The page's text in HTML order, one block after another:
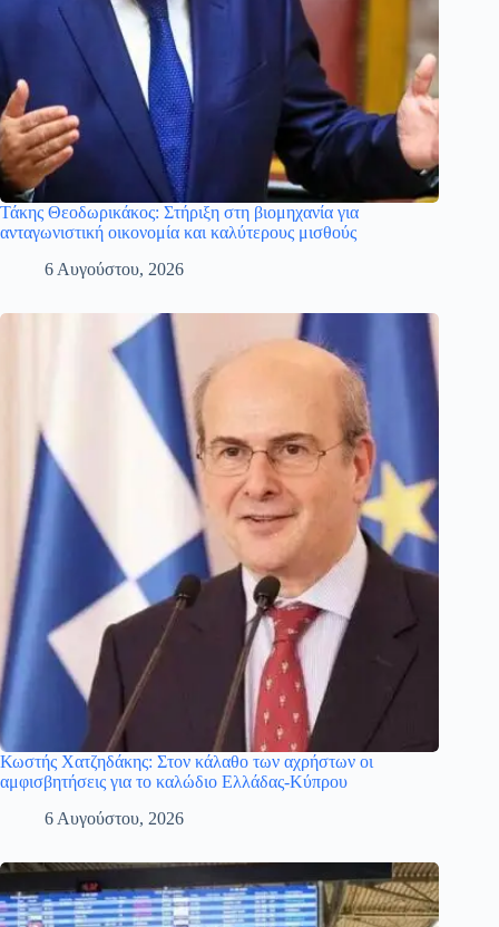
Τάκης Θεοδωρικάκος: Στήριξη στη βιομηχανία για
ανταγωνιστική οικονομία και καλύτερους μισθούς
6 Αυγούστου, 2026
Κωστής Χατζηδάκης: Στον κάλαθο των αχρήστων οι
αμφισβητήσεις για το καλώδιο Ελλάδας-Κύπρου
6 Αυγούστου, 2026